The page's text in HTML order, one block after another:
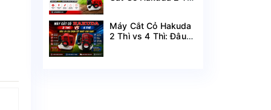
Máy Cắt Cỏ Hakuda
2 Thì vs 4 Thì: Đâu